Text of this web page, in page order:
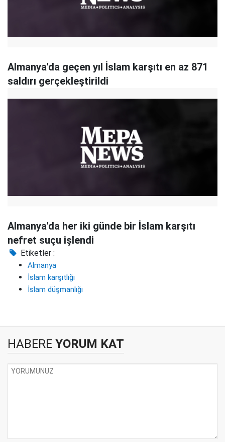
Almanya'da geçen yıl İslam karşıtı en az 871
saldırı gerçekleştirildi
Almanya'da her iki günde bir İslam karşıtı
nefret suçu işlendi
Etiketler :
Almanya
İslam karşıtlığı
İslam düşmanlığı
HABERE YORUM KAT